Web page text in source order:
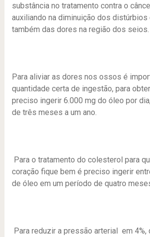
substância no tratamento contra o
auxiliando na diminuição dos distúrbios
também das dores na região dos seios.
Para aliviar as dores nos ossos é
quantidade certa de ingestão, para
preciso ingerir 6.000 mg do óleo por
de três meses a um ano.
Para o tratamento do colesterol para
coração fique bem é preciso ingerir
de óleo em um período de quatro
Para reduzir a pressão arterial em 4%,